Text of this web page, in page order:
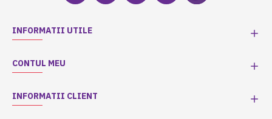
INFORMATII UTILE
CONTUL MEU
INFORMATII CLIENT